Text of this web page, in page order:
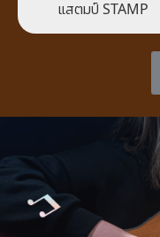
แสตมป์ STAMP